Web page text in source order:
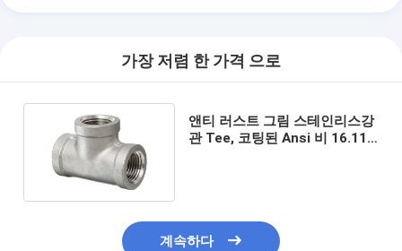
가장 저렴 한 가격 으로
앤티 러스트 그림 스테인리스강
관 Tee, 코팅된 Ansi 비 16.11
계속하다